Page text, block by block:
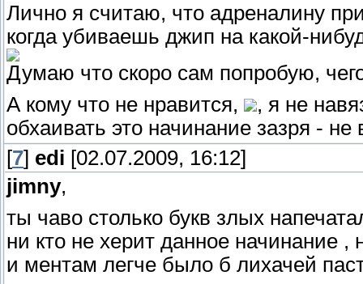
Лично я считаю, что адреналину
когда убиваешь джип на какой-
Думаю что скоро сам попробую,
А кому что не нравится,
, я не
обхаивать это начинание зазря -
[7] edi [02.07.2009, 16:12]
jimny,
ты чаво столько букв злых
ни кто не херит данное начинание
и ментам легче было б лихачей